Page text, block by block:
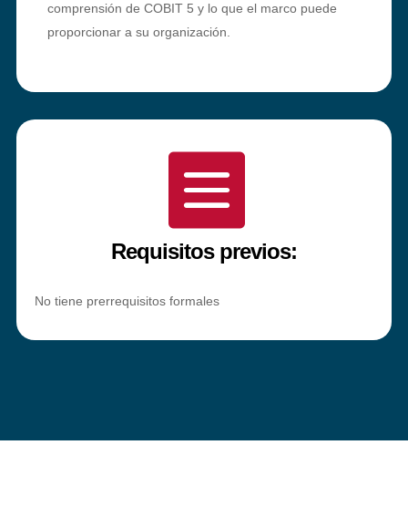
comprensión de COBIT 5 y lo que el marco puede
proporcionar a su organización.

Requisitos previos:
No tiene prerrequisitos formales